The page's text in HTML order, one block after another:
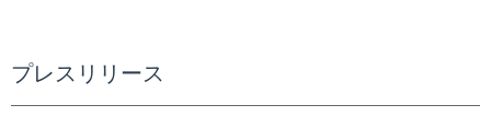
プレスリリース